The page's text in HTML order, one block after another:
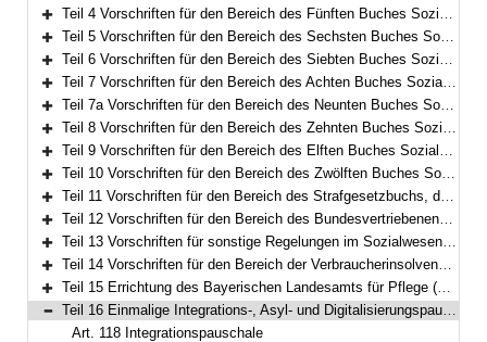
Bereich erweitern
Bereich erweitern
Teil 4 Vorschriften für den Bereich des Fünften Buches Sozialgesetzbuch – Gesetzliche Krankenversicherung – (Art. 9)
Bereich erweitern
Teil 5 Vorschriften für den Bereich des Sechsten Buches Sozialgesetzbuch – Gesetzliche Rentenversicherung– (Art. 10–10a)
Bereich erweitern
Teil 6 Vorschriften für den Bereich des Siebten Buches Sozialgesetzbuch – Gesetzliche Unfallversicherung – (Art. 11)
Bereich erweitern
Teil 7 Vorschriften für den Bereich des Achten Buches Sozialgesetzbuch – Kinder- und Jugendhilfe – und für weitere Regelungen des Kinder- und Jugendhilferechts (Art. 12–66)
Bereich erweitern
Teil 7a Vorschriften für den Bereich des Neunten Buches Sozialgesetzbuch – Rehabilitation und Teilhabe von Menschen mit Behinderungen – (Art. 66a–66g)
Bereich erweitern
Teil 8 Vorschriften für den Bereich des Zehnten Buches Sozialgesetzbuch – Sozialverwaltungsverfahren und Sozialdatenschutz – (Art. 67)
Bereich erweitern
Teil 9 Vorschriften für den Bereich des Elften Buches Sozialgesetzbuch – Soziale Pflegeversicherung – (Art. 68–79)
Bereich erweitern
Teil 10 Vorschriften für den Bereich des Zwölften Buches Sozialgesetzbuch – Sozialhilfe – (Art. 80–94)
Bereich erweitern
Teil 11 Vorschriften für den Bereich des Strafgesetzbuchs, der Strafprozessordnung und des Betäubungsmittelgesetzes (Art. 95–97)
Bereich erweitern
Teil 12 Vorschriften für den Bereich des Bundesvertriebenengesetzes, des Aufenthaltsgesetzes und der Sozialen Entschädigung (Art. 98–108)
Bereich erweitern
Teil 13 Vorschriften für sonstige Regelungen im Sozialwesen (Art. 109–111b)
Bereich erweitern
Teil 14 Vorschriften für den Bereich der Verbraucherinsolvenz nach der Insolvenzordnung (Art. 112–116)
Bereich erweitern
Teil 15 Errichtung des Bayerischen Landesamts für Pflege (Art. 117)
Bereich reduzieren
Teil 16 Einmalige Integrations-, Asyl- und Digitalisierungspauschale für Kommunen (Art. 118)
Art. 118 Integrationspauschale